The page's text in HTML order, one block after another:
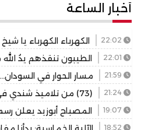
أخبار الساعة
الكهرباء الكهرباء يا
الطيبون تنقذهم يدُ
مسار الحوار في
(73) من تلاميذ شندي
المرحلة الابتدائية بولاية نهر النيل
المصباح أبوزيد يعلن